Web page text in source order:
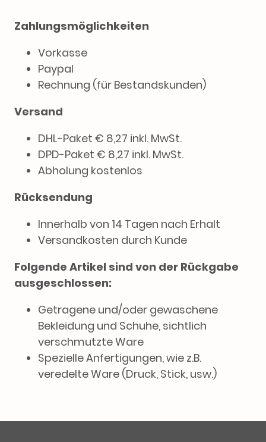
Zahlungsmöglichkeiten
Vorkasse
Paypal
Rechnung (für Bestandskunden)
Versand
DHL-Paket € 8,27 inkl. MwSt.
DPD-Paket € 8,27 inkl. MwSt.
Abholung kostenlos
Rücksendung
Innerhalb von 14 Tagen nach Erhalt
Versandkosten durch Kunde
Folgende Artikel sind von der Rückgabe
ausgeschlossen:
Getragene und/oder gewaschene
Bekleidung und Schuhe, sichtlich
verschmutzte Ware
Spezielle Anfertigungen, wie z.B.
veredelte Ware (Druck, Stick, usw.)